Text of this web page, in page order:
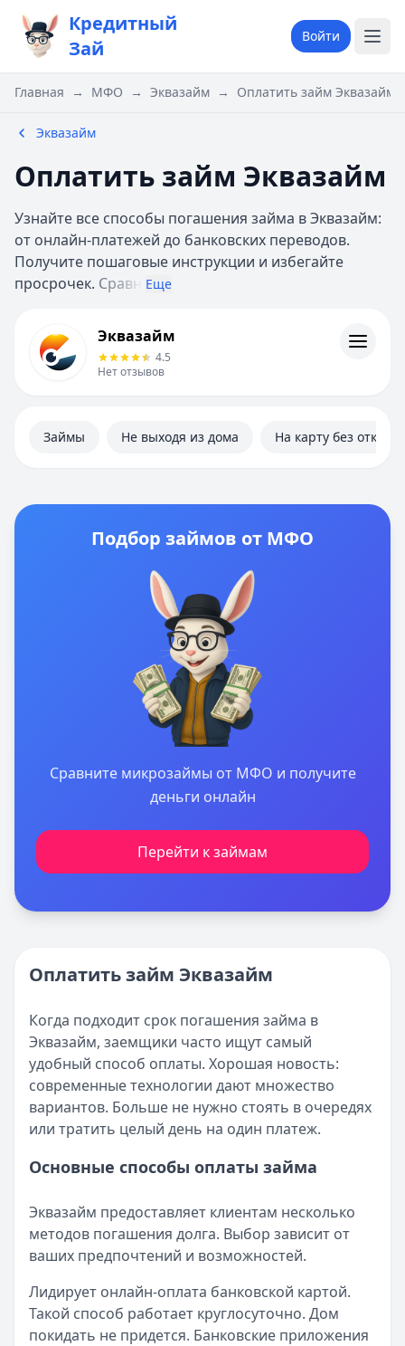
Кредитный
Зай
Войти
Главная → МФО → Эквазайм → Оплатить займ Эквазайм
Эквазайм
Оплатить займ Эквазайм
Узнайте все способы погашения займа в Эквазайм:
от онлайн-платежей до банковских переводов.
Получите пошаговые инструкции и избегайте
просрочек. Сравн Еще
ИнформацияЭквазайм
4.5
Нет отзывов
Займы Не выходя из дома На карту без отказа
Подбор займов от МФО
Сравните микрозаймы от МФО и получите
деньги онлайн
Перейти к займам
Оплатить займ Эквазайм
Когда подходит срок погашения займа в
Эквазайм, заемщики часто ищут самый
удобный способ оплаты. Хорошая новость:
современные технологии дают множество
вариантов. Больше не нужно стоять в очередях
или тратить целый день на один платеж.
Основные способы оплаты займа
Эквазайм предоставляет клиентам несколько
методов погашения долга. Выбор зависит от
ваших предпочтений и возможностей.
Лидирует онлайн-оплата банковской картой.
Такой способ работает круглосуточно. Дом
покидать не придется. Банковские приложения